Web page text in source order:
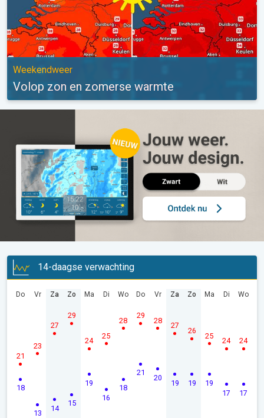
Weekendweer
Volop zon en zomerse warmte
14-daagse verwachting
Do
18
21
Vr
13
23
Za
14
27
Zo
15
29
Ma
19
24
Di
16
25
Wo
18
28
Do
21
29
Vr
20
28
Za
19
27
Zo
19
26
Ma
19
25
Di
17
24
Wo
17
24